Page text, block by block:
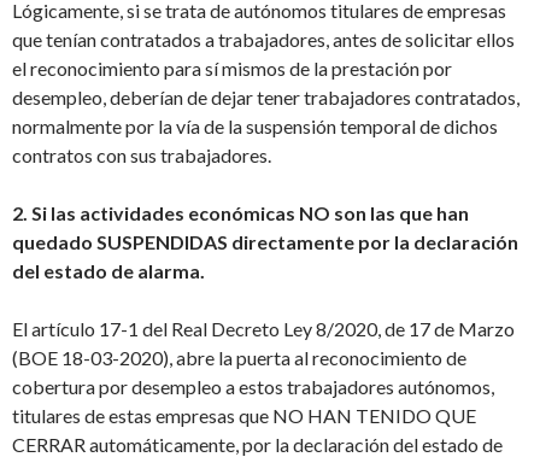
Lógicamente, si se trata de autónomos titulares de empresas
que tenían contratados a trabajadores, antes de solicitar ellos
el reconocimiento para sí mismos de la prestación por
desempleo, deberían de dejar tener trabajadores contratados,
normalmente por la vía de la suspensión temporal de dichos
contratos con sus trabajadores.
2. Si las actividades económicas NO son las que han
quedado SUSPENDIDAS directamente por la declaración
del estado de alarma.
El artículo 17-1 del Real Decreto Ley 8/2020, de 17 de Marzo
(BOE 18-03-2020), abre la puerta al reconocimiento de
cobertura por desempleo a estos trabajadores autónomos,
titulares de estas empresas que NO HAN TENIDO QUE
CERRAR automáticamente, por la declaración del estado de